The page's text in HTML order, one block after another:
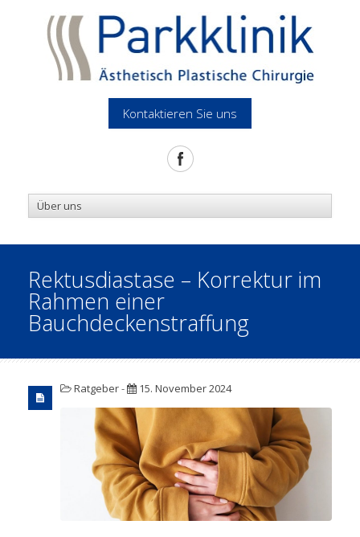
Kontaktieren Sie uns
Rektusdiastase – Korrektur im
Rahmen einer
Bauchdeckenstraffung
Ratgeber- 15. November 2024